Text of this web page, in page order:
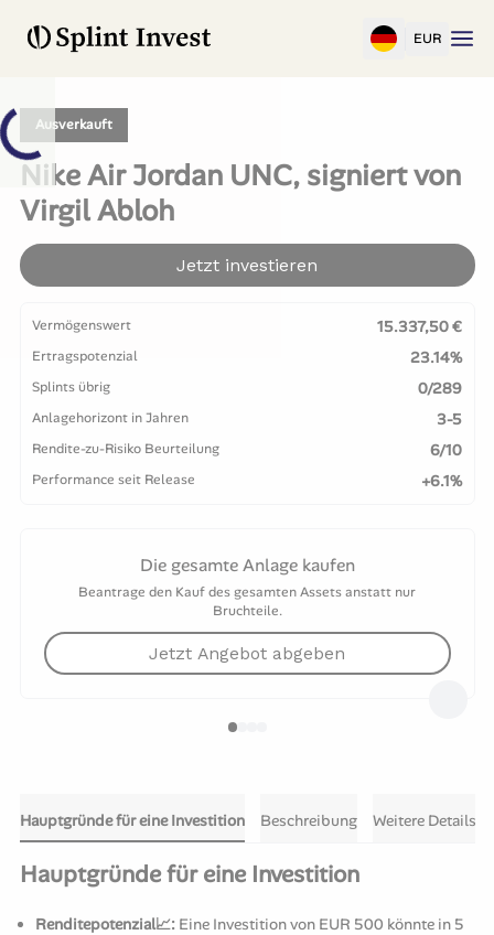
EUR
Ausverkauft
Nike Air Jordan UNC, signiert von
Virgil Abloh
Jetzt investieren
Vermögenswert 15.337,50 €
Ertragspotenzial 23.14%
Splints übrig 0/289
Anlagehorizont in Jahren 3-5
Rendite-zu-Risiko Beurteilung 6/10
Performance seit Release +6.1%
Die gesamte Anlage kaufen
Beantrage den Kauf des gesamten Assets anstatt nur
Bruchteile.
Jetzt Angebot abgeben
Hauptgründe für eine Investition Beschreibung Weitere Details
Hauptgründe für eine Investition
Renditepotenzial📈: Eine Investition von EUR 500 könnte in 5